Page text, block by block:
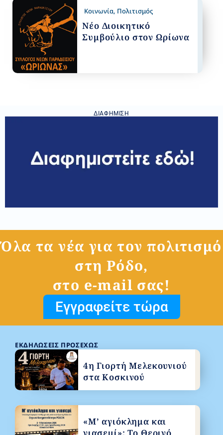
Κοινωνία, Πολιτισμός
Νέο Διοικητικό
Συμβούλιο στον Ωρίωνα
ΔΙΑΦΉΜΙΣΗ
Όλα τα νέα για τον πολιτισμό
στη Ρόδο,
στο e-mail σας!
Εγγραφείτε τώρα
ΕΚΔΗΛΏΣΕΙΣ ΠΡΟΣΕΧΏΣ
4η Γιορτή Μελεκουνιού
στα Κοσκινού
«Μ’ αγιόκλημα και